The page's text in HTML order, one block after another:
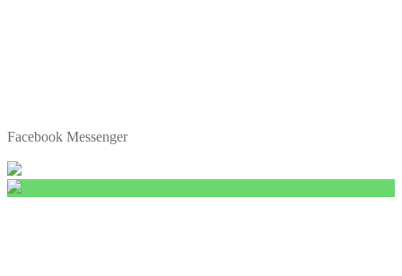
Facebook Messenger